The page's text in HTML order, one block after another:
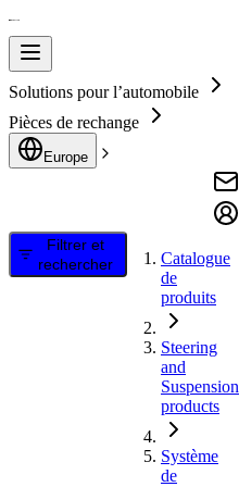
Solutions pour l’automobile
Pièces de rechange
Europe
Filtrer et
rechercher
Catalogue
de
produits
Steering
and
Suspension
products
Système
de